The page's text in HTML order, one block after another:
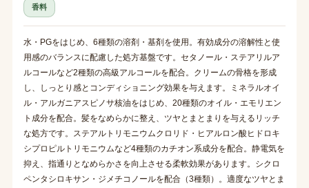
香料
水・PGをはじめ、6種類の溶剤・基剤を使用。有効成分の溶解性と使
用感のバランスに配慮した処方基盤です。セタノール・ステアリルア
ルコールなど2種類の高級アルコールを配合。クリームの骨格を形成
し、しっとり感とコンディショニング効果を与えます。ミネラルオイ
ル・アルガニアスピノサ核油をはじめ、20種類のオイル・エモリエン
ト成分を配合。髪をなめらかに整え、ツヤとまとまりを与えるリッチ
な処方です。ステアルトリモニウムクロリド・ヒアルロン酸ヒドロキ
シプロピルトリモニウムなど4種類のカチオン系成分を配合。静電気を
抑え、指通りとなめらかさを向上させる柔軟効果があります。シクロ
ペンタシロキサン・ジメチコノールを配合（3種類）。適度なツヤとま